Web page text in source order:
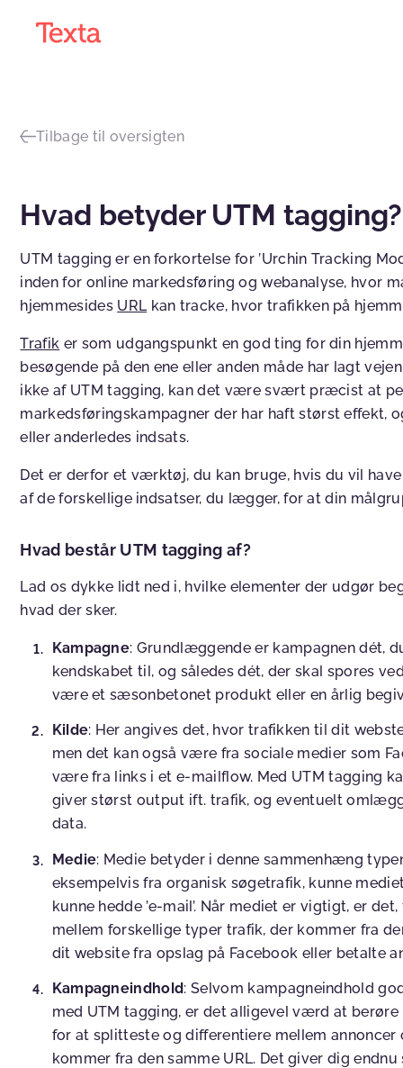
Tilbage til oversigten
Hvad betyder UTM tagging?
UTM tagging er en forkortelse for ’Urchin Tracking
inden for online markedsføring og webanalyse, hvor
hjemmesides URLkan tracke, hvor trafikken på
Trafik er som udgangspunkt en god ting for din
besøgende på den ene eller anden måde har lagt
ikke af UTM tagging, kan det være svært præcist at
markedsføringskampagner der har haft størst effekt,
eller anderledes indsats.
Det er derfor et værktøj, du kan bruge, hvis du vil
af de forskellige indsatser, du lægger, for at din
Hvad består UTM tagging af?
Lad os dykke lidt ned i, hvilke elementer der udgør
hvad der sker.
Kampagne: Grundlæggende er kampagnen dét,
kendskabet til, og således dét, der skal spores
være et sæsonbetonet produkt eller en årlig
Kilde: Her angives det, hvor trafikken til dit
men det kan også være fra sociale medier som
være fra links i et e-mailflow. Med UTM tagging
giver størst output ift. trafik, og eventuelt
data.
Medie: Medie betyder i denne sammenhæng
eksempelvis fra organisk søgetrafik, kunne mediet
kunne hedde ’e-mail’. Når mediet er vigtigt, er
mellem forskellige typer trafik, der kommer fra
dit website fra opslag på Facebook eller betalte
Kampagneindhold: Selvom kampagneindhold
med UTM tagging, er det alligevel værd at
for at splitteste og differentiere mellem
kommer fra den samme URL. Det giver dig